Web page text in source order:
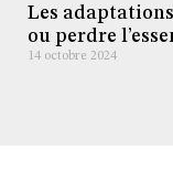
Les
ou perdre
14 octobre 2024